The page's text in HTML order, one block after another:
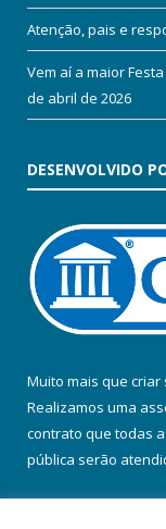
Atenção, pais e
Vem aí a maior
de abril de 2026
DESENVOLVIDO
Muito mais que criar
Realizamos uma
contrato que todas
pública serão